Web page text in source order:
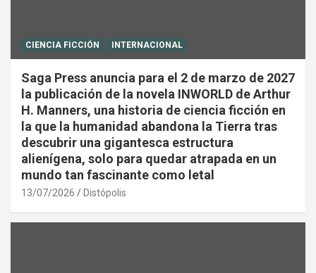
CIENCIA FICCIÓN INTERNACIONAL
Saga Press anuncia para el 2 de marzo de 2027
la publicación de la novela INWORLD de Arthur
H. Manners, una historia de ciencia ficción en
la que la humanidad abandona la Tierra tras
descubrir una gigantesca estructura
alienígena, solo para quedar atrapada en un
mundo tan fascinante como letal
13/07/2026 Distópolis